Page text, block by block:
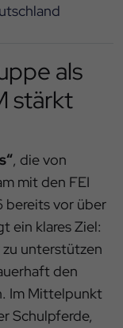
als
stärkt
, die von
mit den FEI
bereits vor über
ein klares Ziel:
unterstützen
den
Im Mittelpunkt
Schulpferde,